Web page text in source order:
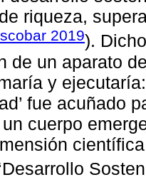
riqueza,
2019).
de un aparato
y
fue acuñado
cuerpo